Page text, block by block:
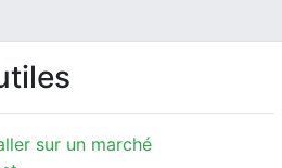
sur un marché